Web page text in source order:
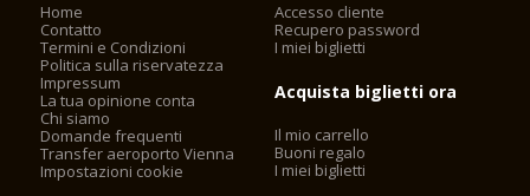
Home
Contatto
Termini e Condizioni
Politica sulla riservatezza
Impressum
La tua opinione conta
Chi siamo
Domande frequenti
Transfer aeroporto Vienna
Impostazioni cookie
Accesso cliente
Recupero password
I miei biglietti
Acquista biglietti ora
Il mio carrello
Buoni regalo
I miei biglietti